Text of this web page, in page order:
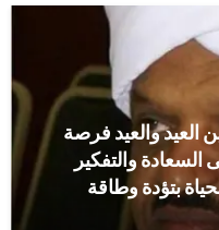
العيد والعيد فرصة
والتفكير
بتؤدة وطاقة